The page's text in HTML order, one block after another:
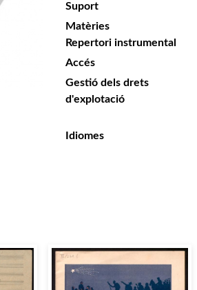
Suport
Matèries
Repertori instrumental
Accés
Gestió dels drets
d'explotació
Idiomes